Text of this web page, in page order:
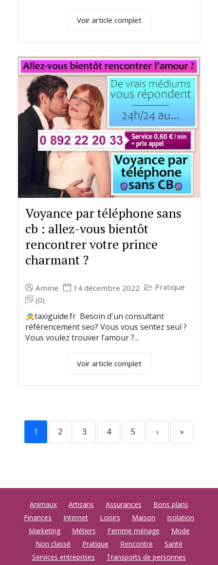
Voir article complet
Voyance par téléphone sans
cb : allez-vous bientôt
rencontrer votre prince
charmant ?
Amine 14 décembre 2022
Pratique
(0)
taxiguide.fr Besoin d'un consultant
référencement seo? Vous vous sentez seul ?
Vous voulez trouver l’amour ?...
Voir article complet
1 2 3 4 5 › »
Animaux Artisans Assurances
Bons plans
Finances
Internet Loisirs Maison
Isolation
Marketing
Métiers Femme ménage
Mode
Non classé
Pratique Rencontre
Santé
Services entreprises
Transports de personnes